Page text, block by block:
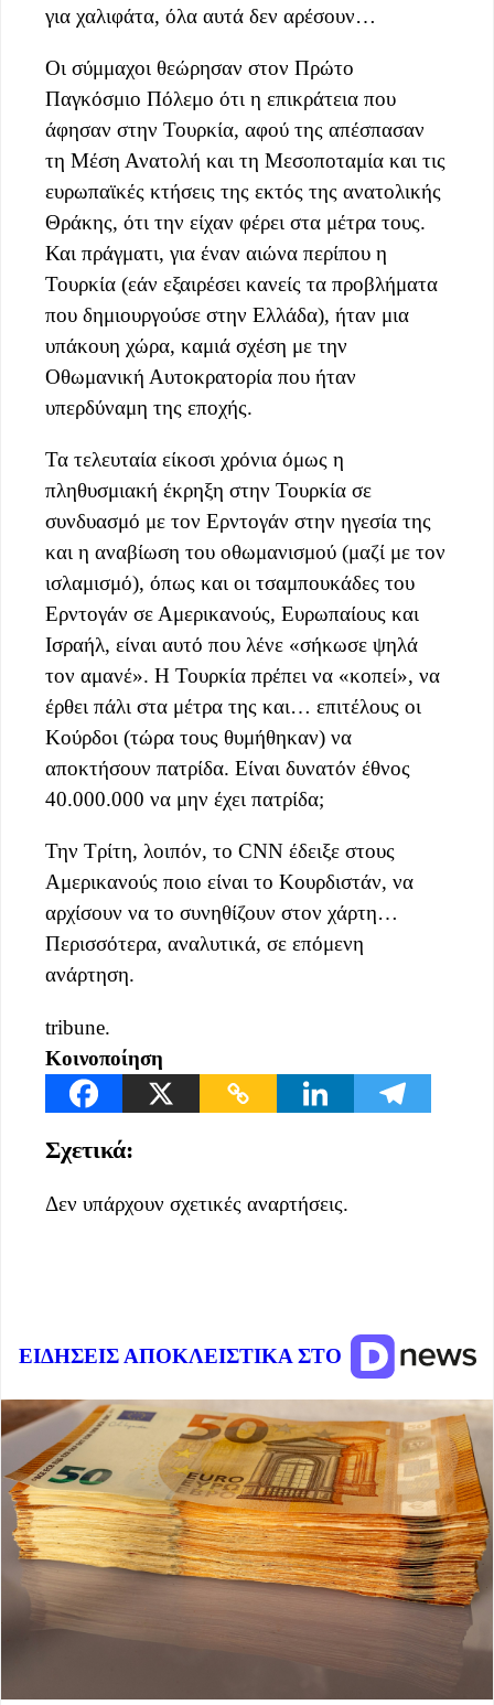
για χαλιφάτα, όλα αυτά δεν αρέσουν…
Οι σύμμαχοι θεώρησαν στον Πρώτο
Παγκόσμιο Πόλεμο ότι η επικράτεια που
άφησαν στην Τουρκία, αφού της απέσπασαν
τη Μέση Ανατολή και τη Μεσοποταμία και τις
ευρωπαϊκές κτήσεις της εκτός της ανατολικής
Θράκης, ότι την είχαν φέρει στα μέτρα τους.
Και πράγματι, για έναν αιώνα περίπου η
Τουρκία (εάν εξαιρέσει κανείς τα προβλήματα
που δημιουργούσε στην Ελλάδα), ήταν μια
υπάκουη χώρα, καμιά σχέση με την
Οθωμανική Αυτοκρατορία που ήταν
υπερδύναμη της εποχής.
Τα τελευταία είκοσι χρόνια όμως η
πληθυσμιακή έκρηξη στην Τουρκία σε
συνδυασμό με τον Ερντογάν στην ηγεσία της
και η αναβίωση του οθωμανισμού (μαζί με τον
ισλαμισμό), όπως και οι τσαμπουκάδες του
Ερντογάν σε Αμερικανούς, Ευρωπαίους και
Ισραήλ, είναι αυτό που λένε «σήκωσε ψηλά
τον αμανέ». Η Τουρκία πρέπει να «κοπεί», να
έρθει πάλι στα μέτρα της και… επιτέλους οι
Κούρδοι (τώρα τους θυμήθηκαν) να
αποκτήσουν πατρίδα. Είναι δυνατόν έθνος
40.000.000 να μην έχει πατρίδα;
Την Τρίτη, λοιπόν, το CNN έδειξε στους
Αμερικανούς ποιο είναι το Κουρδιστάν, να
αρχίσουν να το συνηθίζουν στον χάρτη…
Περισσότερα, αναλυτικά, σε επόμενη
ανάρτηση.
tribune.
Κοινοποίηση
Σχετικά:
Δεν υπάρχουν σχετικές αναρτήσεις.
ΕΙΔΗΣΕΙΣ ΑΠΟΚΛΕΙΣΤΙΚΑ ΣΤΟ